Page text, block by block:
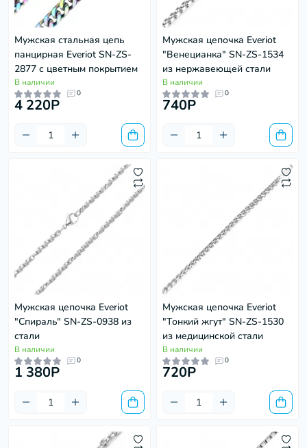
Мужская стальная цепь
панцирная Everiot SN-ZS-
2877 с цветным покрытием
В наличии
0
4 220P
Мужская цепочка Everiot
"Венецианка" SN-ZS-1534
из нержавеющей стали
В наличии
0
740P
Мужская цепочка Everiot
"Спираль" SN-ZS-0938 из
стали
В наличии
0
1 380P
Мужская цепочка Everiot
"Тонкий жгут" SN-ZS-1530
из медицинской стали
В наличии
0
720P